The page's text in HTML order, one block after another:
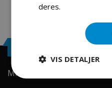
Min konto
deres.
VIS DETALJER